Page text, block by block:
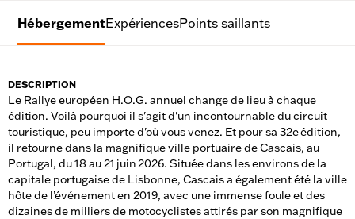
HébergementExpériencesPoints saillants
DESCRIPTION
Le Rallye européen H.O.G. annuel change de lieu à chaque
édition. Voilà pourquoi il s'agit d'un incontournable du circuit
touristique, peu importe d'où vous venez. Et pour sa 32e édition,
il retourne dans la magnifique ville portuaire de Cascais, au
Portugal, du 18 au 21 juin 2026. Située dans les environs de la
capitale portugaise de Lisbonne, Cascais a également été la ville
hôte de l’événement en 2019, avec une immense foule et des
dizaines de milliers de motocyclistes attirés par son magnifique